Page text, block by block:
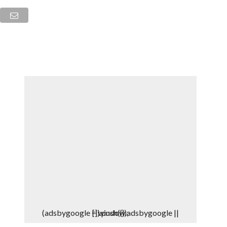
DEPORTES
(adsbygoogle = window.adsbygoogle || []).push({});